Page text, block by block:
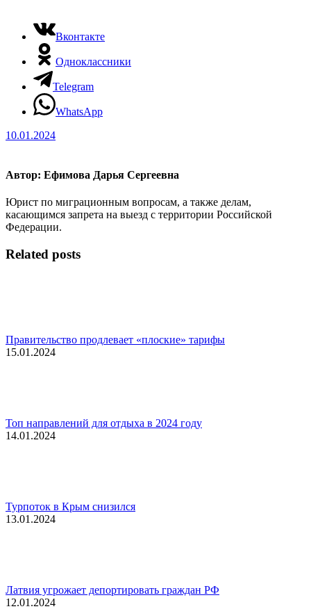
Вконтакте
Одноклассники
Telegram
WhatsApp
10.01.2024
Автор: Ефимова Дарья Сергеевна
Юрист по миграционным вопросам, а также делам,
касающимся запрета на выезд с территории Российской
Федерации.
Related posts
Правительство продлевает «плоские» тарифы
15.01.2024
Топ направлений для отдыха в 2024 году
14.01.2024
Турпоток в Крым снизился
13.01.2024
Латвия угрожает депортировать граждан РФ
12.01.2024